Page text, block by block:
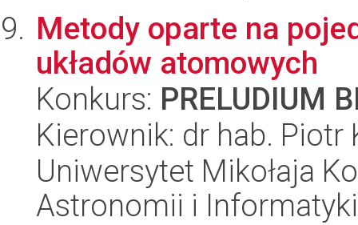
Metody oparte na
układów atomowych
Konkurs: PRELUDIUM
Kierownik: dr hab. Piotr
Uniwersytet Mikołaja
Astronomii i